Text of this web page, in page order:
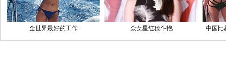
全世界最好的工作 众女星红毯斗艳 中国比